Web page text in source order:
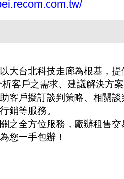
大台北科技走廊為根基，提
客戶之需求、建議解決方
客戶擬訂談判策略、相關談
銷等服務。
之全方位服務，廠辦租售交
您一手包辦！